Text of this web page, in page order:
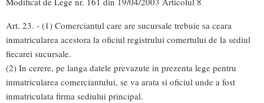
Art. 23. - (1) Comerciantul care are sucursale trebuie sa ceara
inmatricularea acestora la oficiul registrului comertului de la sediul
fiecarei sucursale.
(2) In cerere, pe langa datele prevazute in prezenta lege pentru
inmatricularea comerciantului, se va arata si oficiul unde a fost
inmatriculata firma sediului principal.